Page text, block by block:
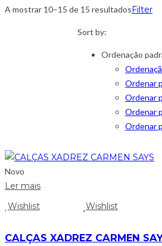
A mostrar 10–15 de 15 resultadosFilter
Sort by:
Ordenação
Ordenar
Ordenar
Ordenar
Ordenar
Novo
Ler mais
Wishlist
Wishlist
CALÇAS XADREZ CARMEN